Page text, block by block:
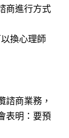
商進行方式
換心理師
諮商業務，
表明：要預